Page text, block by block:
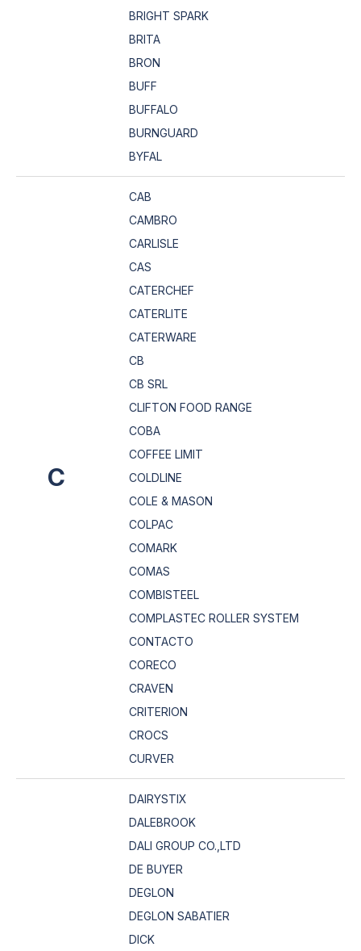
BRIGHT SPARK
BRITA
BRON
BUFF
BUFFALO
BURNGUARD
BYFAL
C
CAB
CAMBRO
CARLISLE
CAS
CATERCHEF
CATERLITE
CATERWARE
CB
CB SRL
CLIFTON FOOD RANGE
COBA
COFFEE LIMIT
COLDLINE
COLE & MASON
COLPAC
COMARK
COMAS
COMBISTEEL
COMPLASTEC ROLLER SYSTEM
CONTACTO
CORECO
CRAVEN
CRITERION
CROCS
CURVER
DAIRYSTIX
DALEBROOK
DALI GROUP CO.,LTD
DE BUYER
DEGLON
DEGLON SABATIER
DICK